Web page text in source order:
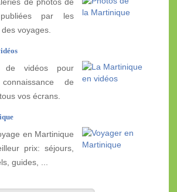
par les
voyages.
de vidéos pour
de
vos écrans.
en Martinique
prix: séjours,
guides, ...